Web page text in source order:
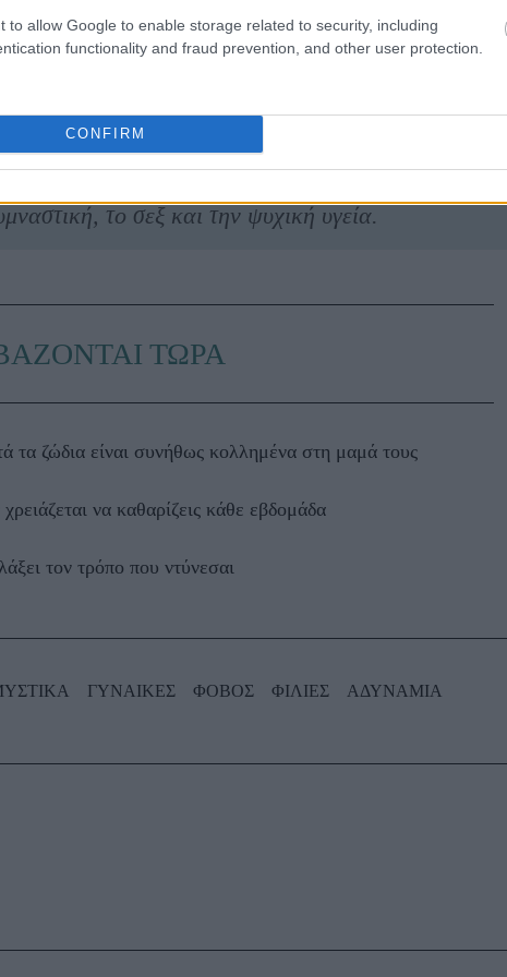
to allow Google to enable storage related to security, including
functionality and fraud prevention, and other user protection.
CONFIRM
σας φτιάχνει τη διάθεση.
google newsκαι μάθετε τα πάντα γύρω από
το σεξ και την ψυχική υγεία.
ΤΩΡΑ
τα ζώδια είναι συνήθως κολλημένα στη μαμά τους
να καθαρίζεις κάθε εβδομάδα
τον τρόπο που ντύνεσαι
ΓΥΝΑΙΚΕΣ ΦΟΒΟΣ ΦΙΛΙΕΣ
ΑΔΥΝΑΜΙΑ